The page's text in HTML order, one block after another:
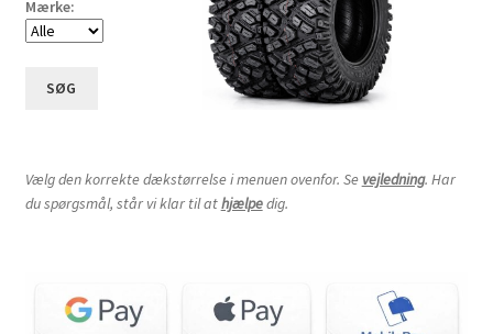
Mærke:
SØG
Vælg den korrekte dækstørrelse i menuen ovenfor. Se vejledning. Har
du spørgsmål, står vi klar til athjælpedig.